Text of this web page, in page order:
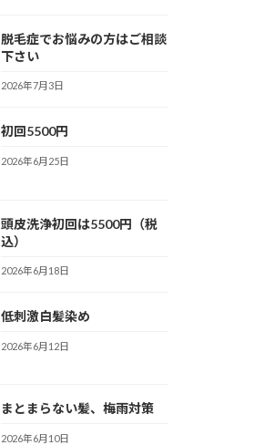
脱毛症でお悩みの方はご相談
下さい
2026年7月3日
初回5500円
2026年6月25日
頭皮洗浄初回は5500円（税
込）
2026年6月18日
低刺激白髪染め
2026年6月12日
まとまらない髪、梅雨対策
2026年6月10日